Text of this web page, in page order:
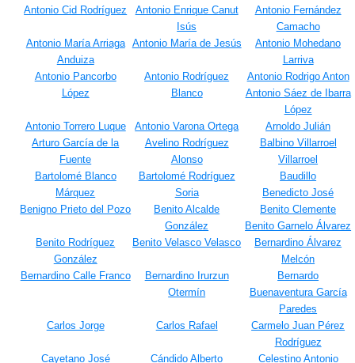
Antonio Cid Rodríguez
Antonio Enrique Canut
Isús
Antonio Fernández
Camacho
Antonio María Arriaga
Anduiza
Antonio María de Jesús
Antonio Mohedano
Larriva
Antonio Pancorbo
López
Antonio Rodríguez
Blanco
Antonio Rodrigo Anton
Antonio Sáez de Ibarra
López
Antonio Torrero Luque
Antonio Varona Ortega
Arnoldo Julián
Arturo García de la
Fuente
Avelino Rodríguez
Alonso
Balbino Villarroel
Villarroel
Bartolomé Blanco
Márquez
Bartolomé Rodríguez
Soria
Baudillo
Benedicto José
Benigno Prieto del Pozo
Benito Alcalde
González
Benito Clemente
Benito Garnelo Álvarez
Benito Rodríguez
González
Benito Velasco Velasco
Bernardino Álvarez
Melcón
Bernardino Calle Franco
Bernardino Irurzun
Otermín
Bernardo
Buenaventura García
Paredes
Carlos Jorge
Carlos Rafael
Carmelo Juan Pérez
Rodríguez
Cayetano José
Cándido Alberto
Celestino Antonio